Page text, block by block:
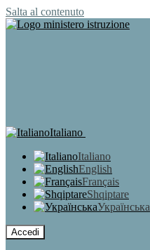
Salta al contenuto
Italiano
Italiano
English
Français
Shqiptare
Українська
Accedi